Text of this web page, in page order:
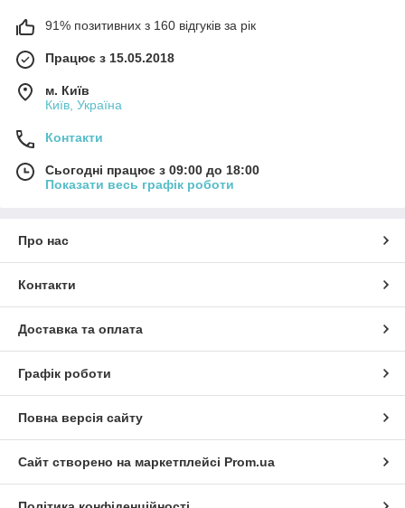
91% позитивних з 160 відгуків за рік
Працює з 15.05.2018
м. Київ
Київ, Україна
Контакти
Сьогодні працює з 09:00 до 18:00
Показати весь графік роботи
Про нас
Контакти
Доставка та оплата
Графік роботи
Повна версія сайту
Сайт створено на маркетплейсі Prom.ua